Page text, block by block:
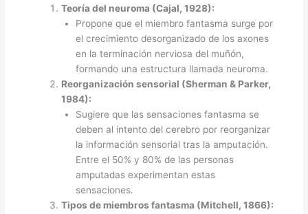
Teoría del neuroma (Cajal, 1928):
Propone que el miembro fantasma surge por
el crecimiento desorganizado de los axones
en la terminación nerviosa del muñón,
formando una estructura llamada neuroma.
Reorganización sensorial (Sherman & Parker,
1984):
Sugiere que las sensaciones fantasma se
deben al intento del cerebro por reorganizar
la información sensorial tras la amputación.
Entre el 50% y 80% de las personas
amputadas experimentan estas
sensaciones.
Tipos de miembros fantasma (Mitchell, 1866):